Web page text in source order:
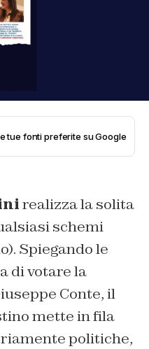
tue fonti preferite su Google
realizza la solita
schemi
Spiegando le
di votare la
Conte, il
mette in fila
politiche,